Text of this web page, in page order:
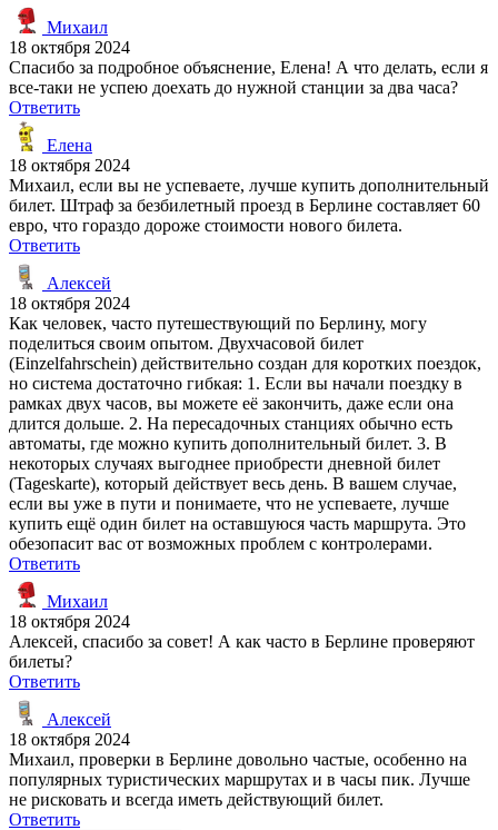
Михаил
18 октября 2024
Спасибо за подробное объяснение, Елена! А что делать, если я
все-таки не успею доехать до нужной станции за два часа?
Ответить
Елена
18 октября 2024
Михаил, если вы не успеваете, лучше купить дополнительный
билет. Штраф за безбилетный проезд в Берлине составляет 60
евро, что гораздо дороже стоимости нового билета.
Ответить
Алексей
18 октября 2024
Как человек, часто путешествующий по Берлину, могу
поделиться своим опытом. Двухчасовой билет
(Einzelfahrschein) действительно создан для коротких поездок,
но система достаточно гибкая: 1. Если вы начали поездку в
рамках двух часов, вы можете её закончить, даже если она
длится дольше. 2. На пересадочных станциях обычно есть
автоматы, где можно купить дополнительный билет. 3. В
некоторых случаях выгоднее приобрести дневной билет
(Tageskarte), который действует весь день. В вашем случае,
если вы уже в пути и понимаете, что не успеваете, лучше
купить ещё один билет на оставшуюся часть маршрута. Это
обезопасит вас от возможных проблем с контролерами.
Ответить
Михаил
18 октября 2024
Алексей, спасибо за совет! А как часто в Берлине проверяют
билеты?
Ответить
Алексей
18 октября 2024
Михаил, проверки в Берлине довольно частые, особенно на
популярных туристических маршрутах и в часы пик. Лучше
не рисковать и всегда иметь действующий билет.
Ответить